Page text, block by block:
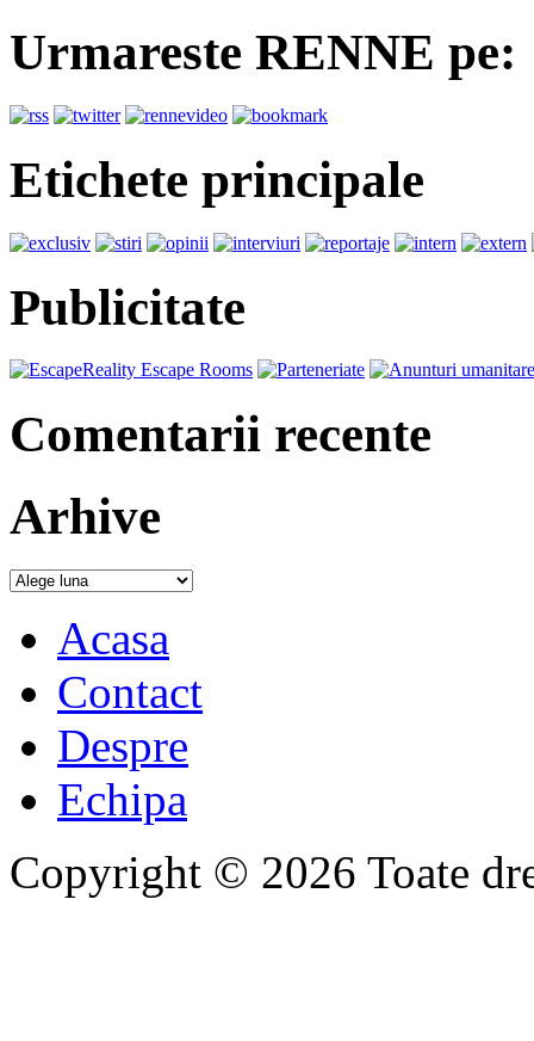
Urmareste RENNE pe:
Etichete principale
Publicitate
Comentarii recente
Arhive
Acasa
Contact
Despre
Echipa
Copyright © 2026 Toate